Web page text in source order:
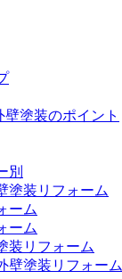
塗装のポイント
別
塗装リフォーム
ーム
ーム
装リフォーム
壁塗装リフォーム